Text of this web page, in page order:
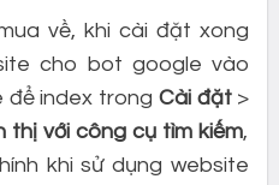
về, khi cài đặt xong
cho bot google vào
để index trong Cài đặt>
thị với công cụ tìm kiếm,
khi sử dụng website